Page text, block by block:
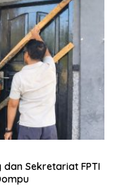
dan Sekretariat FPTI